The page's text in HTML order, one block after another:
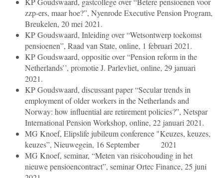
zzp-ers, maar hoe?”, Nyenrode Executive Pension Program,
Breukelen, 20 mei 2021.
KP Goudswaard, Inleiding over “Wetsontwerp toekomst
pensioenen”, Raad van State, online, 1 februari 2021.
KP Goudswaard, oppositie over “Pension reform in the
Netherlands’’, promotie J. Parlevliet, online, 29 januari
2021.
KP Goudswaard, discussant paper “Secular trends in
employment of older workers in the Netherlands and
Norway: how influential are retirement policies?”, Netspar
International Pension Workshop, online, 22 januari 2021.
MG Knoef, Elipslife jubileum conference "Keuzes, keuzes,
keuzes”, Nieuwegein, 16 September 2021
MG Knoef, seminar, “Meten van risicohouding in het
nieuwe pensioencontract”, seminar Ortec Finance, 25 juni